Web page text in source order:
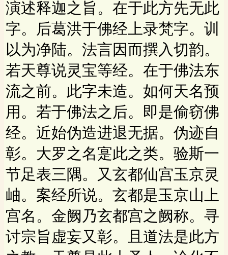
演述释迦之旨。在于此方先无此
字。后葛洪于佛经上录梵字。训
以为净陆。法言因而撰入切韵。
若天尊说灵宝等经。在于佛法东
流之前。此字未造。如何天名预
用。若于佛法之后。即是偷窃佛
经。近始伪造进退无据。伪迹自
彰。大罗之名寔此之类。验斯一
节足表三隅。又玄都仙宫玉京灵
岫。案经所说。玄都是玉京山上
宫名。金阙乃玄都宫之阙称。寻
讨宗旨虚妄又彰。且道法是此方